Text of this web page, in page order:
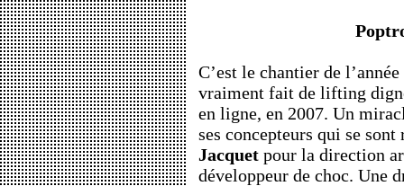
C’est le chantier de
vraiment fait de lifting
en ligne, en 2007. Un
ses concepteurs qui se
Jacquet pour la direction
développeur de choc. Une